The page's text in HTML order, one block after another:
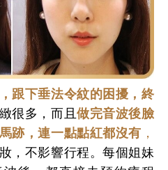
跟下垂法令紋的困擾，終
很多，而且做完音波後臉
跡，連一點點紅都沒有 ，
，不影響行程。每個姐妹